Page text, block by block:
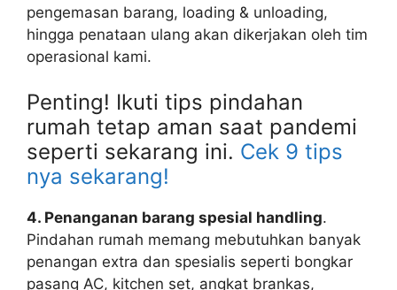
pengemasan barang, loading & unloading,
hingga penataan ulang akan dikerjakan oleh tim
operasional kami.
Penting! Ikuti tips pindahan
rumah tetap aman saat pandemi
seperti sekarang ini. Cek 9 tips
nya sekarang!
4. Penanganan barang spesial handling.
Pindahan rumah memang mebutuhkan banyak
penangan extra dan spesialis seperti bongkar
pasang AC, kitchen set, angkat brankas,